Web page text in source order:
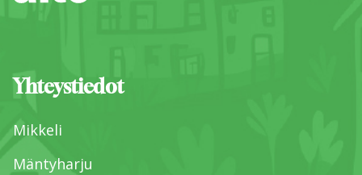
Yhteystiedot
Mikkeli
Mäntyharju